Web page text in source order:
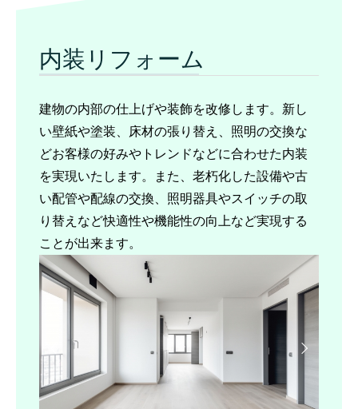
内装リフォーム
建物の内部の仕上げや装飾を改修します。新し
い壁紙や塗装、床材の張り替え、照明の交換な
どお客様の好みやトレンドなどに合わせた内装
を実現いたします。また、老朽化した設備や古
い配管や配線の交換、照明器具やスイッチの取
り替えなど快適性や機能性の向上など実現する
ことが出来ます。